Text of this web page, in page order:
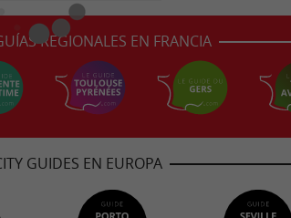
REGIONALES EN FRANCIA
GUIDES EN EUROPA